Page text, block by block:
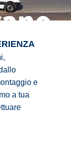
e
a tua